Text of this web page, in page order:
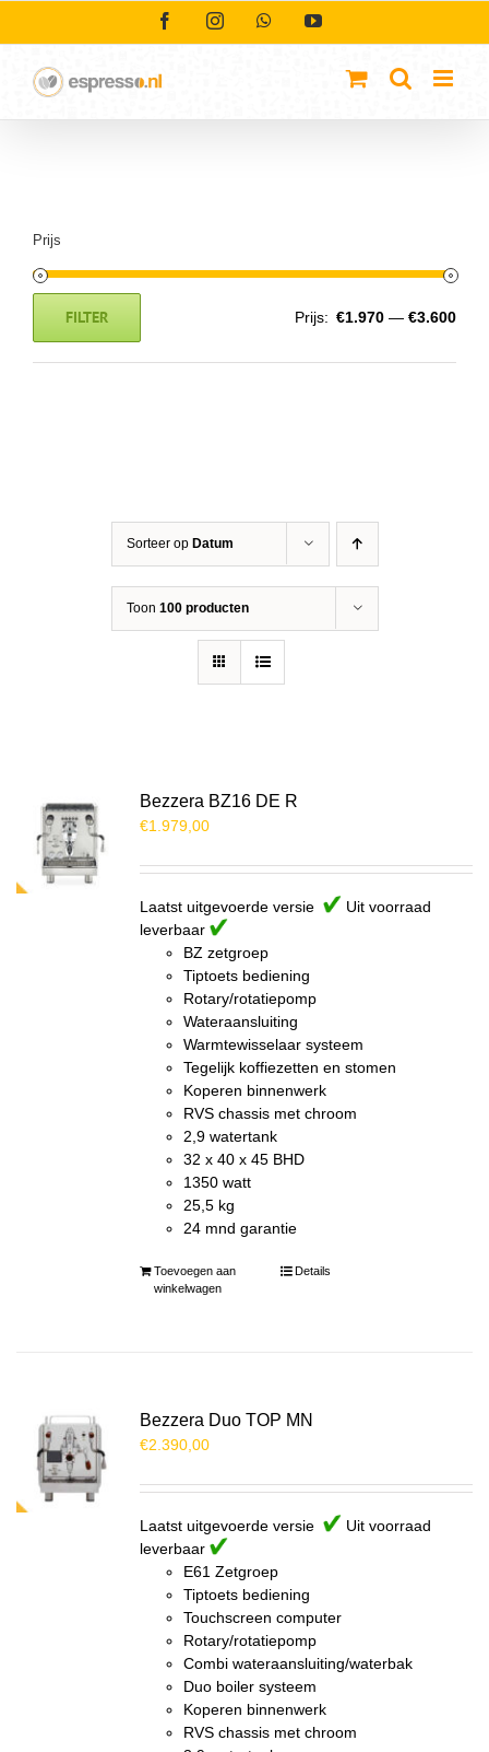
FacebookInstagramWhatsAppYouTube
Sorteer op Datum
Toon 100 producten
Bezzera BZ16 DE R
€1.979,00
Laatst uitgevoerde versie
Uit voorraad
leverbaar
BZ zetgroep
Tiptoets bediening
Rotary/rotatiepomp
Wateraansluiting
Warmtewisselaar systeem
Tegelijk koffiezetten en stomen
Koperen binnenwerk
RVS chassis met chroom
2,9 watertank
32 x 40 x 45 BHD
1350 watt
25,5 kg
24 mnd garantie
Toevoegen aan
winkelwagen
Details
Bezzera Duo TOP MN
€2.390,00
Laatst uitgevoerde versie
Uit voorraad
leverbaar
E61 Zetgroep
Tiptoets bediening
Touchscreen computer
Rotary/rotatiepomp
Combi wateraansluiting/waterbak
Duo boiler systeem
Koperen binnenwerk
RVS chassis met chroom
Prijs
FILTER Prijs: €1.970 — €3.600